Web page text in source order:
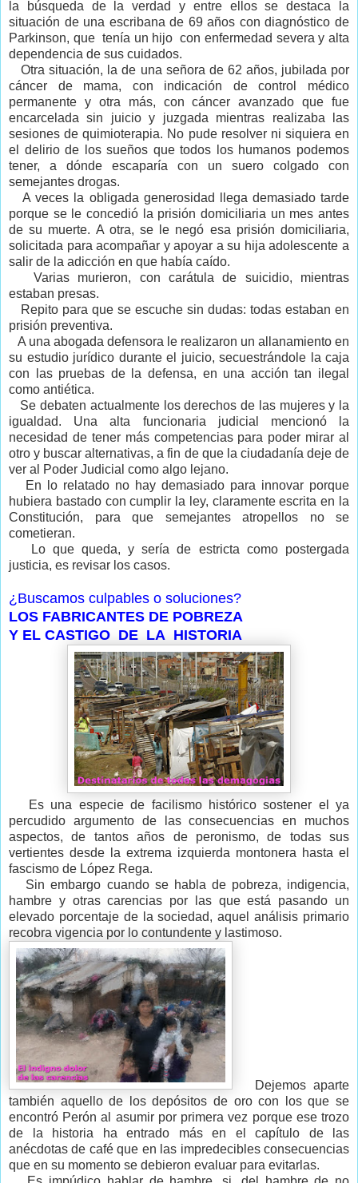
la búsqueda de la verdad y entre ellos se destaca la
situación de una escribana de 69 años con diagnóstico de
Parkinson, que tenía un hijo con enfermedad severa y alta
dependencia de sus cuidados.
Otra situación, la de una señora de 62 años, jubilada por
cáncer de mama, con indicación de control médico
permanente y otra más, con cáncer avanzado que fue
encarcelada sin juicio y juzgada mientras realizaba las
sesiones de quimioterapia. No pude resolver ni siquiera en
el delirio de los sueños que todos los humanos podemos
tener, a dónde escaparía con un suero colgado con
semejantes drogas.
A veces la obligada generosidad llega demasiado tarde
porque se le concedió la prisión domiciliaria un mes antes
de su muerte. A otra, se le negó esa prisión domiciliaria,
solicitada para acompañar y apoyar a su hija adolescente a
salir de la adicción en que había caído.
Varias murieron, con carátula de suicidio, mientras
estaban presas.
Repito para que se escuche sin dudas: todas estaban en
prisión preventiva.
A una abogada defensora le realizaron un allanamiento en
su estudio jurídico durante el juicio, secuestrándole la caja
con las pruebas de la defensa, en una acción tan ilegal
como antiética.
Se debaten actualmente los derechos de las mujeres y la
igualdad. Una alta funcionaria judicial mencionó la
necesidad de tener más competencias para poder mirar al
otro y buscar alternativas, a fin de que la ciudadanía deje de
ver al Poder Judicial como algo lejano.
En lo relatado no hay demasiado para innovar porque
hubiera bastado con cumplir la ley, claramente escrita en la
Constitución, para que semejantes atropellos no se
cometieran.
Lo que queda, y sería de estricta como postergada
justicia, es revisar los casos.
¿Buscamos culpables o soluciones?
LOS FABRICANTES DE POBREZA
Y EL CASTIGO DE LA HISTORIA
Es una especie de facilismo histórico sostener el ya
percudido argumento de las consecuencias en muchos
aspectos, de tantos años de peronismo, de todas sus
vertientes desde la extrema izquierda montonera hasta el
fascismo de López Rega.
Sin embargo cuando se habla de pobreza, indigencia,
hambre y otras carencias por las que está pasando un
elevado porcentaje de la sociedad, aquel análisis primario
recobra vigencia por lo contundente y lastimoso.
Dejemos aparte
también aquello de los depósitos de oro con los que se
encontró Perón al asumir por primera vez porque ese trozo
de la historia ha entrado más en el capítulo de las
anécdotas de café que en las impredecibles consecuencias
que en su momento se debieron evaluar para evitarlas.